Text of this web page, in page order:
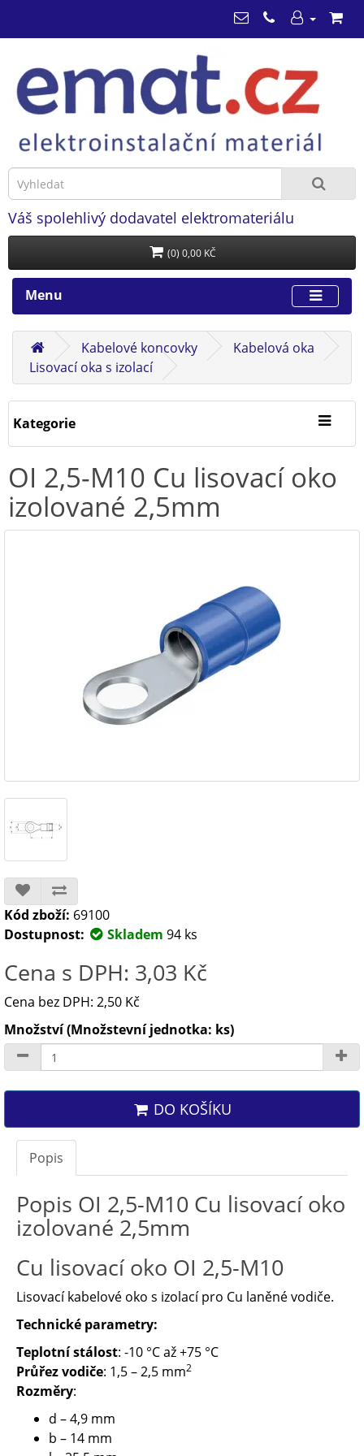
Váš spolehlivý dodavatel elektromateriálu
(0) 0,00 KČ
Menu
Kabelové koncovky
Kabelová oka
Lisovací oka s izolací
Kategorie
OI 2,5-M10 Cu lisovací oko
izolované 2,5mm
Kód zboží: 69100
Dostupnost:
Skladem 94 ks
Cena s DPH: 3,03 Kč
Cena bez DPH: 2,50 Kč
Množství (Množstevní jednotka: ks)
DO KOŠÍKU
Popis
Popis OI 2,5-M10 Cu lisovací oko
izolované 2,5mm
Cu lisovací oko OI 2,5-M10
Lisovací kabelové oko s izolací pro Cu laněné vodiče.
Technické parametry:
Teplotní stálost: -10 °C až +75 °C
Průřez vodiče: 1,5 – 2,5 mm2
Rozměry:
d – 4,9 mm
b – 14 mm